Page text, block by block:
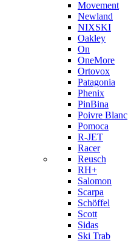
Movement
Newland
NIXSKI
Oakley
On
OneMore
Ortovox
Patagonia
Phenix
PinBina
Poivre Blanc
Pomoca
R-JET
Racer
Reusch
RH+
Salomon
Scarpa
Schöffel
Scott
Sidas
Ski Trab